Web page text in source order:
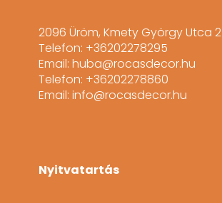
2096 Üröm, Kmety György Utca 2
Telefon: +36202278295
Email: huba@rocasdecor.hu
Telefon: +36202278860
Email: info@rocasdecor.hu
Nyitvatartás